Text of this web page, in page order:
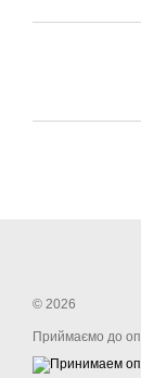
© 2026
Приймаємо до